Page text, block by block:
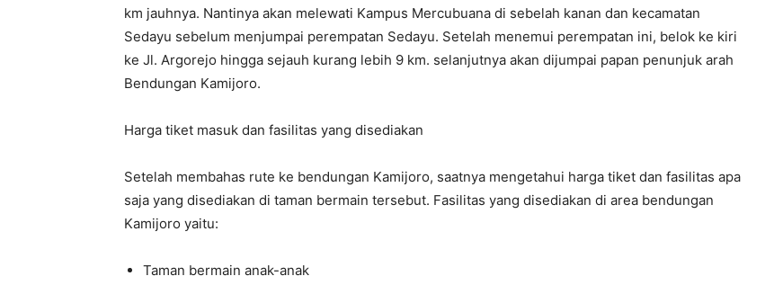
km jauhnya. Nantinya akan melewati Kampus Mercubuana di sebelah kanan dan kecamatan
Sedayu sebelum menjumpai perempatan Sedayu. Setelah menemui perempatan ini, belok ke kiri
ke Jl. Argorejo hingga sejauh kurang lebih 9 km. selanjutnya akan dijumpai papan penunjuk arah
Bendungan Kamijoro.
Harga tiket masuk dan fasilitas yang disediakan
Setelah membahas rute ke bendungan Kamijoro, saatnya mengetahui harga tiket dan fasilitas apa
saja yang disediakan di taman bermain tersebut. Fasilitas yang disediakan di area bendungan
Kamijoro yaitu:
Taman bermain anak-anak